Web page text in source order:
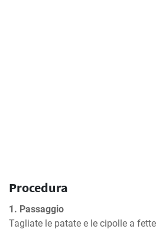
Procedura
1. Passaggio
Tagliate le patate e le cipolle a